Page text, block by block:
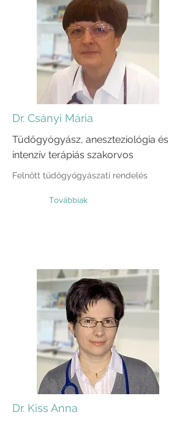
Dr. Csányi Mária
Tüdőgyógyász, aneszteziológia és
intenzív terápiás szakorvos
Felnőtt tüdőgyógyászati rendelés
Továbbiak
Dr. Kiss Anna